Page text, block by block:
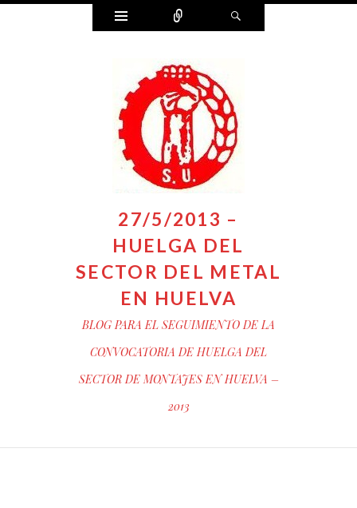
Widgets Connect
27/5/2013 –
HUELGA DEL
SECTOR DEL METAL
EN HUELVA
BLOG PARA EL SEGUIMIENTO DE LA
CONVOCATORIA DE HUELGA DEL
SECTOR DE MONTAJES EN HUELVA –
2013